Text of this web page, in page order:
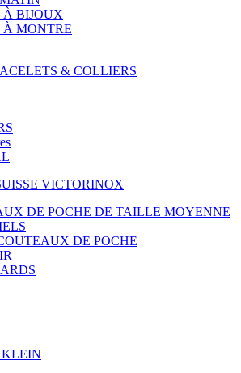
À BIJOUX
À MONTRE
& COLLIERS
VICTORINOX
DE POCHE DE TAILLE MOYENNE
DE POCHE